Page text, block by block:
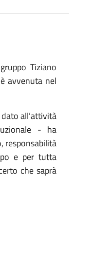
Tiziano
avvenuta nel
all’attività
- ha
responsabilità
e per tutta
che saprà